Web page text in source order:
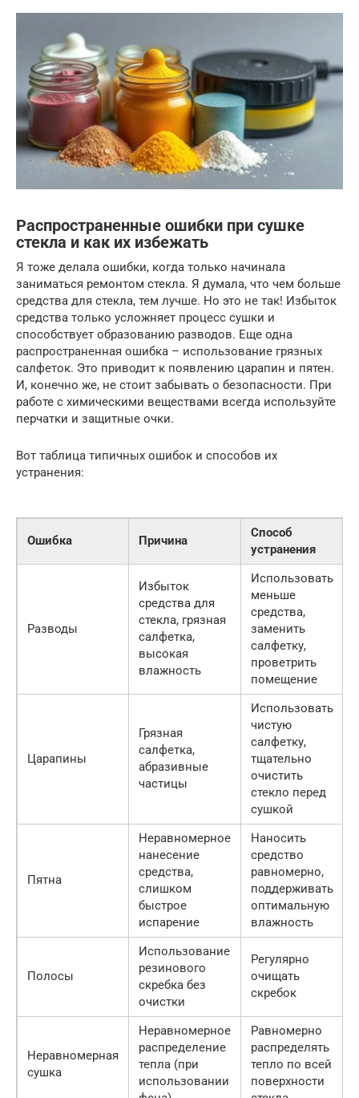
Распространенные ошибки при сушке
стекла и как их избежать
Я тоже делала ошибки, когда только начинала
заниматься ремонтом стекла. Я думала, что чем больше
средства для стекла, тем лучше. Но это не так! Избыток
средства только усложняет процесс сушки и
способствует образованию разводов. Еще одна
распространенная ошибка – использование грязных
салфеток. Это приводит к появлению царапин и пятен.
И, конечно же, не стоит забывать о безопасности. При
работе с химическими веществами всегда используйте
перчатки и защитные очки.
Вот таблица типичных ошибок и способов их
устранения:
Ошибка Причина
Способ
устранения
Разводы
Избыток
средства для
стекла, грязная
салфетка,
высокая
влажность
Использовать
меньше
средства,
заменить
салфетку,
проветрить
помещение
Царапины
Грязная
салфетка,
абразивные
частицы
Использовать
чистую
салфетку,
тщательно
очистить
стекло перед
сушкой
Пятна
Неравномерное
нанесение
средства,
слишком
быстрое
испарение
Наносить
средство
равномерно,
поддерживать
оптимальную
влажность
Полосы
Использование
резинового
скребка без
очистки
Регулярно
очищать
скребок
Неравномерная
сушка
Неравномерное
распределение
тепла (при
использовании
Равномерно
распределять
тепло по всей
поверхности